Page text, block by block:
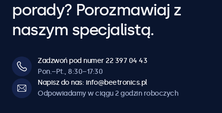
porady? Porozmawiaj z
naszym specjalistą.
Zadzwoń pod numer 22 397 04 43
Pon.–Pt., 8:30–17:30
Napisz do nas: info@beetronics.pl
Odpowiadamy w ciągu 2 godzin roboczych